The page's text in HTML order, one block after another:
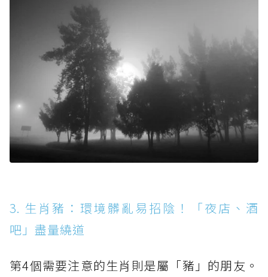
3. 生肖豬：環境髒亂易招陰！「夜店、酒
吧」盡量繞道
第4個需要注意的生肖則是屬「豬」的朋友。